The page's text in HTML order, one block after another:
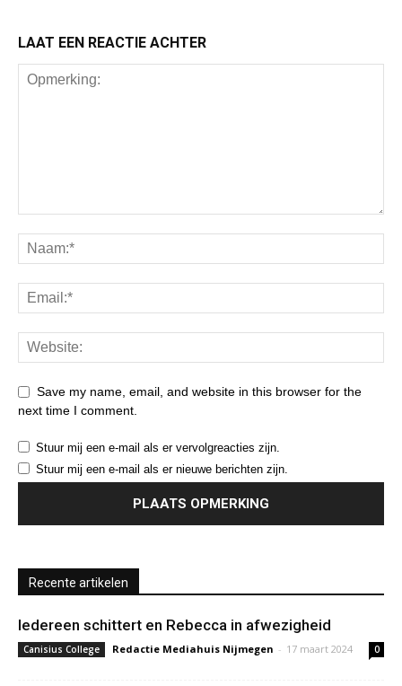
LAAT EEN REACTIE ACHTER
Save my name, email, and website in this browser for the
next time I comment.
Stuur mij een e-mail als er vervolgreacties zijn.
Stuur mij een e-mail als er nieuwe berichten zijn.
Recente artikelen
Iedereen schittert en Rebecca in afwezigheid
Canisius College Redactie Mediahuis Nijmegen - 17 maart 2024 0